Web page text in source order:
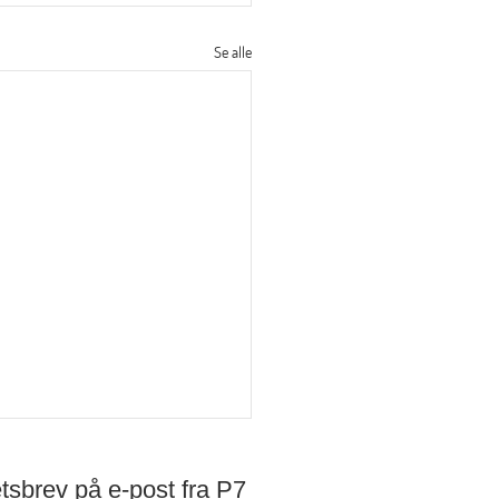
Se alle
på e-post fra P7